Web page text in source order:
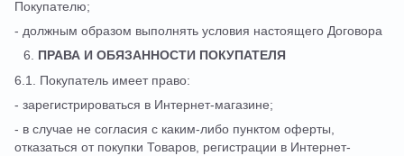
Покупателю;
- должным образом выполнять условия настоящего Договора
ПРАВА И ОБЯЗАННОСТИ ПОКУПАТЕЛЯ
6.1. Покупатель имеет право:
- зарегистрироваться в Интернет-магазине;
- в случае не согласия с каким-либо пунктом оферты,
отказаться от покупки Товаров, регистрации в Интернет-